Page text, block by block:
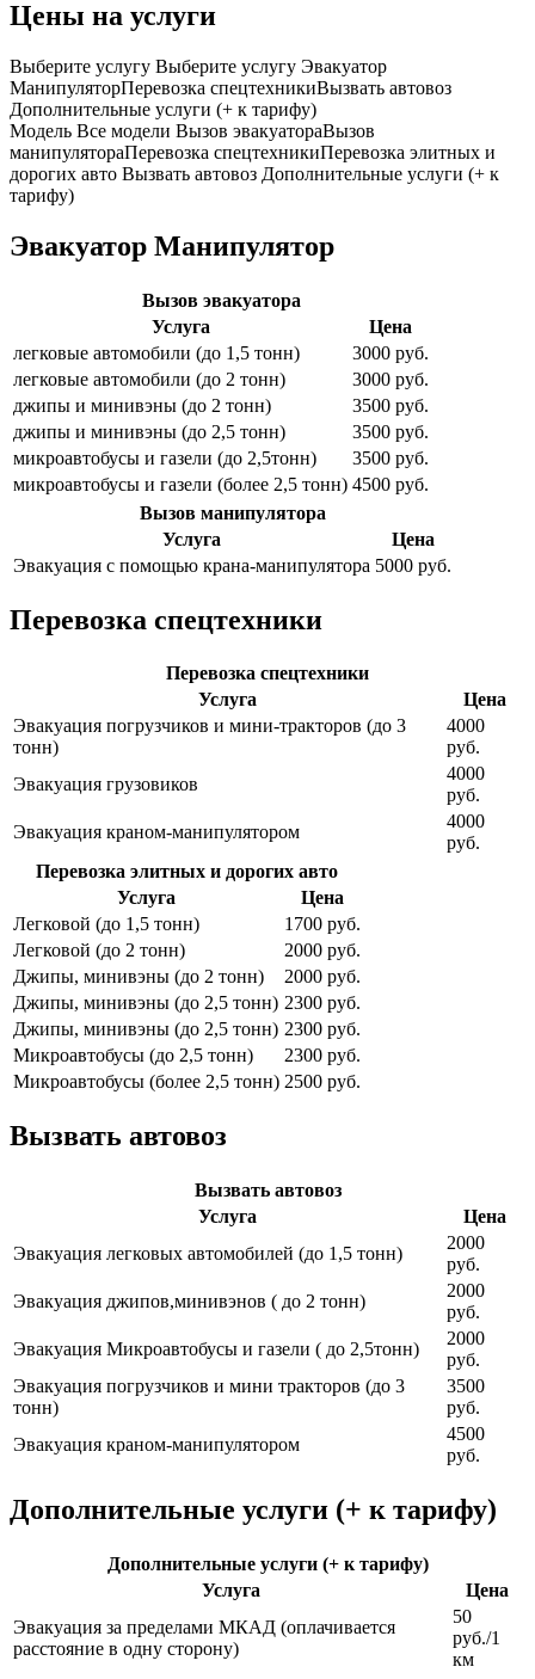
Цены на услуги
Выберите услугу Выберите услугу Эвакуатор
МанипуляторПеревозка спецтехникиВызвать автовоз
Дополнительные услуги (+ к тарифу)
Модель Все модели Вызов эвакуатораВызов
манипулятораПеревозка спецтехникиПеревозка элитных и
дорогих авто Вызвать автовоз Дополнительные услуги (+ к
тарифу)
Эвакуатор Манипулятор
Вызов эвакуатора
Услуга
Цена
легковые автомобили (до 1,5 тонн)
3000 руб.
легковые автомобили (до 2 тонн)
3000 руб.
джипы и минивэны (до 2 тонн)
3500 руб.
джипы и минивэны (до 2,5 тонн)
3500 руб.
микроавтобусы и газели (до 2,5тонн)
3500 руб.
микроавтобусы и газели (более 2,5 тонн) 4500 руб.
Вызов манипулятора
Услуга
Цена
Эвакуация с помощью крана-манипулятора 5000 руб.
Перевозка спецтехники
Перевозка спецтехники
Услуга
Цена
Эвакуация погрузчиков и мини-тракторов (до 3
тонн)
4000
руб.
Эвакуация грузовиков
4000
руб.
Эвакуация краном-манипулятором
4000
руб.
Перевозка элитных и дорогих авто
Услуга
Цена
Легковой (до 1,5 тонн)
1700 руб.
Легковой (до 2 тонн)
2000 руб.
Джипы, минивэны (до 2 тонн)
2000 руб.
Джипы, минивэны (до 2,5 тонн) 2300 руб.
Джипы, минивэны (до 2,5 тонн) 2300 руб.
Микроавтобусы (до 2,5 тонн)
2300 руб.
Микроавтобусы (более 2,5 тонн) 2500 руб.
Вызвать автовоз
Вызвать автовоз
Услуга
Цена
Эвакуация легковых автомобилей (до 1,5 тонн)
2000
руб.
Эвакуация джипов,минивэнов ( до 2 тонн)
2000
руб.
Эвакуация Микроавтобусы и газели ( до 2,5тонн)
2000
руб.
Эвакуация погрузчиков и мини тракторов (до 3
тонн)
3500
руб.
Эвакуация краном-манипулятором
4500
руб.
Дополнительные услуги (+ к тарифу)
Дополнительные услуги (+ к тарифу)
Услуга
Цена
Эвакуация за пределами МКАД (оплачивается
расстояние в одну сторону)
50
руб./1
км